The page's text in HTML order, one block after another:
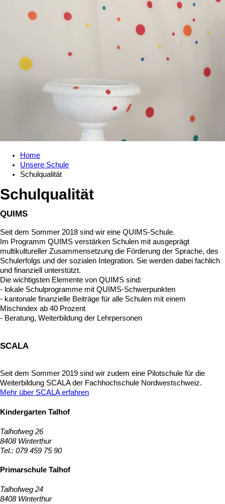
Home
Unsere Schule
Schulqualität
Schulqualität
QUIMS
Seit dem Sommer 2018 sind wir eine QUIMS-Schule.
Im Programm QUIMS verstärken Schulen mit ausgeprägt
multikultureller Zusammensetzung die Förderung der Sprache, des
Schulerfolgs und der sozialen Integration. Sie werden dabei fachlich
und finanziell unterstützt.
Die wichtigsten Elemente von QUIMS sind:
- lokale Schulprogramme mit QUIMS-Schwerpunkten
- kantonale finanzielle Beiträge für alle Schulen mit einem
Mischindex ab 40 Prozent
- Beratung, Weiterbildung der Lehrpersonen
SCALA
Seit dem Sommer 2019 sind wir zudem eine Pilotschule für die
Weiterbildung SCALA der Fachhochschule Nordwestschweiz.
Mehr über SCALA erfahren
Kindergarten Talhof
Talhofweg 26
8408 Winterthur
Tel.: 079 459 75 90
Primarschule Talhof
Talhofweg 24
8408 Winterthur